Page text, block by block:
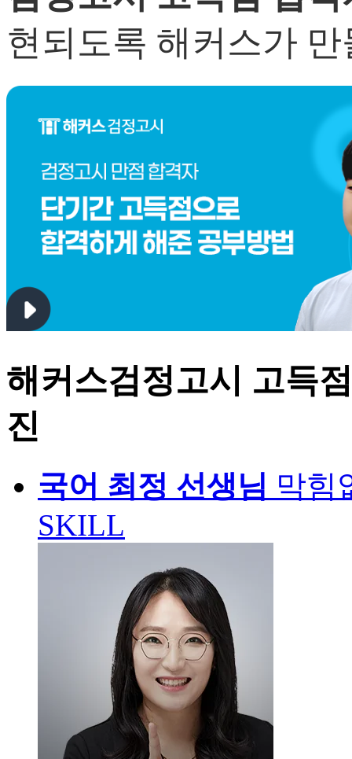
현되도록 해커스가
해커스검정고시 고득
진
국어 최정 선생님 막힘
SKILL